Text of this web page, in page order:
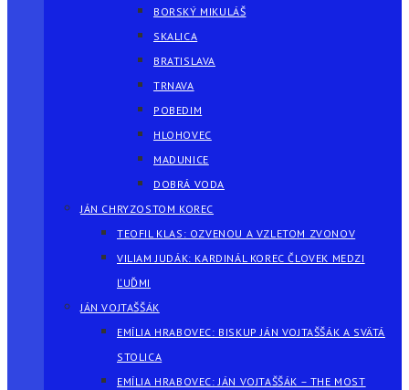
BORSKÝ MIKULÁŠ
SKALICA
BRATISLAVA
TRNAVA
POBEDIM
HLOHOVEC
MADUNICE
DOBRÁ VODA
JÁN CHRYZOSTOM KOREC
TEOFIL KLAS: OZVENOU A VZLETOM ZVONOV
VILIAM JUDÁK: KARDINÁL KOREC ČLOVEK MEDZI
ĽUĎMI
JÁN VOJTAŠŠÁK
EMÍLIA HRABOVEC: BISKUP JÁN VOJTAŠŠÁK A SVÄTÁ
STOLICA
EMÍLIA HRABOVEC: JÁN VOJTAŠŠÁK – THE MOST